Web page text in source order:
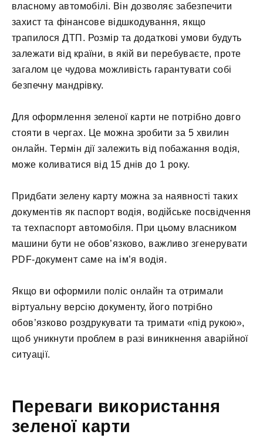
власному автомобілі. Він дозволяє забезпечити
захист та фінансове відшкодування, якщо
трапилося ДТП. Розмір та додаткові умови будуть
залежати від країни, в якій ви перебуваєте, проте
загалом це чудова можливість гарантувати собі
безпечну мандрівку.
Для оформлення зеленої карти не потрібно довго
стояти в чергах. Це можна зробити за 5 хвилин
онлайн. Термін дії залежить від побажання водія,
може коливатися від 15 днів до 1 року.
Придбати зелену карту можна за наявності таких
документів як паспорт водія, водійське посвідчення
та техпаспорт автомобіля. При цьому власником
машини бути не обов’язково, важливо згенерувати
PDF-документ саме на ім’я водія.
Якщо ви оформили поліс онлайн та отримали
віртуальну версію документу, його потрібно
обов’язково роздрукувати та тримати «під рукою»,
щоб уникнути проблем в разі виникнення аварійної
ситуації.
Переваги використання
зеленої карти